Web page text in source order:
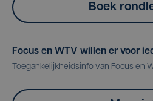
Boek
Focus en WTV willen er voor
Toegankelijkheidsinfo van Focus en